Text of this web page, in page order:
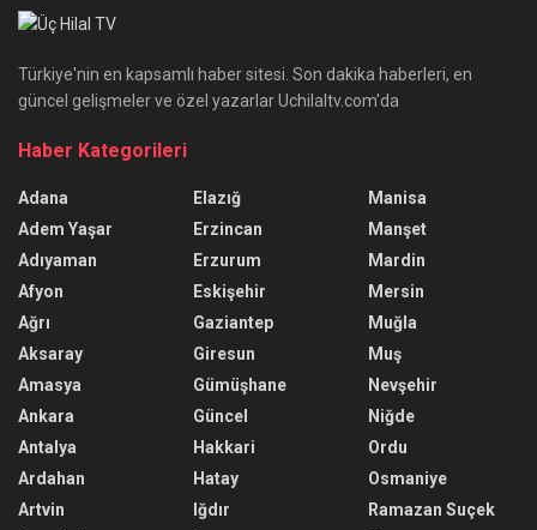
Türkiye'nin en kapsamlı haber sitesi. Son dakika haberleri, en
güncel gelişmeler ve özel yazarlar Uchilaltv.com'da
Haber Kategorileri
Adana
Adem Yaşar
Adıyaman
Afyon
Ağrı
Aksaray
Amasya
Ankara
Antalya
Ardahan
Artvin
Elazığ
Erzincan
Erzurum
Eskişehir
Gaziantep
Giresun
Gümüşhane
Güncel
Hakkari
Hatay
Iğdır
Manisa
Manşet
Mardin
Mersin
Muğla
Muş
Nevşehir
Niğde
Ordu
Osmaniye
Ramazan Suçek